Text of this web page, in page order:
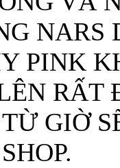
NARS
PINK
RẤT
GIỜ